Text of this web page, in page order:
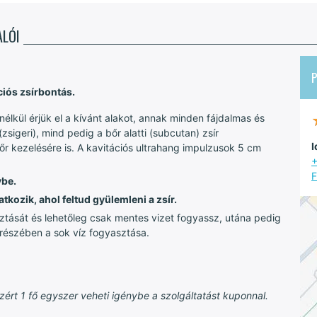
zsírbontás.
érjük el a kívánt alakot, annak minden fájdalmas és
mind pedig a bőr alatti (subcutan) zsír
kezelésére is. A kavitációs ultrahang impulzusok 5 cm
ahol feltud gyülemleni a zsír.
és lehetőleg csak mentes vizet fogyassz, utána pedig
a sok víz fogyasztása.
1 fő egyszer veheti igénybe a szolgáltatást kuponnal.